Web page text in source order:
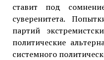
ставит под
суверенитета.
партий
политические
системного